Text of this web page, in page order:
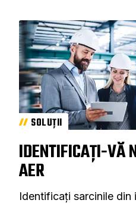
SOLUȚII
IDENTIFICAȚI-VĂ
AER
Identificați sarcinile din